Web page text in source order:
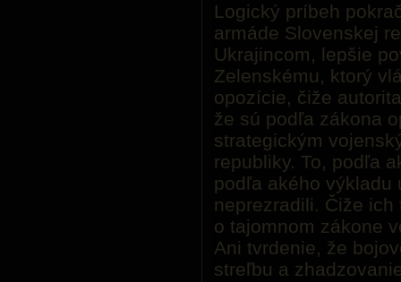
Logický príbeh
armáde Slovenskej
Ukrajincom, lepšie
Zelenskému, ktorý
opozície, čiže
že sú podľa zákona
strategickým
republiky. To, podľa
podľa akého výkladu
neprezradili. Čiže
o tajomnom zákone
Ani tvrdenie, že
streľbu a